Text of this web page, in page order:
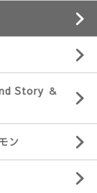
Story ＆
ン